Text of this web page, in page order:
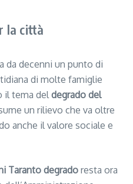
la città
da decenni un punto di
di molte famiglie
il tema del degrado del
un rilievo che va oltre
anche il valore sociale e
Taranto degrado resta ora